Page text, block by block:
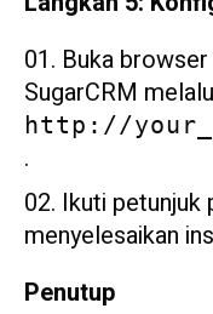
Buka
SugarCRM
http://
.
Ikuti petunjuk
menyelesaikan
Penutup